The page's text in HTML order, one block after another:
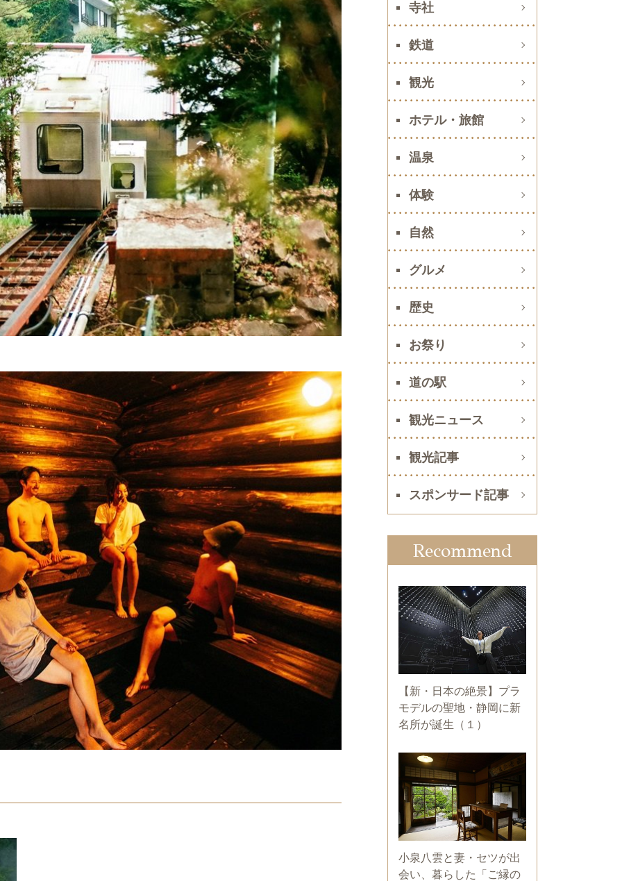
寺社
鉄道
観光
ホテル・旅館
温泉
体験
自然
グルメ
歴史
お祭り
道の駅
観光ニュース
観光記事
スポンサード記事
Recommend
【新・日本の絶景】プラ
モデルの聖地・静岡に新
名所が誕生（１）
小泉八雲と妻・セツが出
会い、暮らした「ご縁の